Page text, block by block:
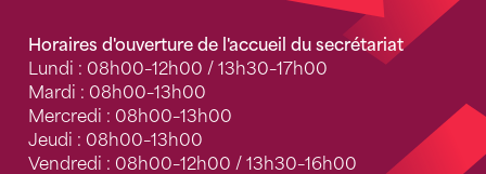
Horaires d'ouverture de l'accueil du secrétariat
Lundi : 08h00–12h00 / 13h30–17h00
Mardi : 08h00–13h00
Mercredi : 08h00–13h00
Jeudi : 08h00–13h00
Vendredi : 08h00–12h00 / 13h30–16h00